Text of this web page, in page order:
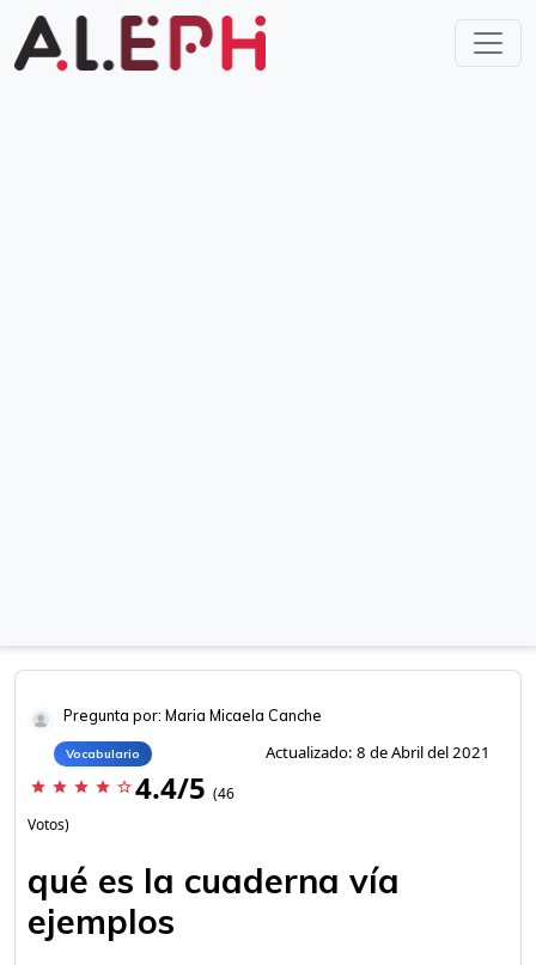
Pregunta por: Maria Micaela Canche
Vocabulario Actualizado: 8 de Abril del 2021
star star star star star_border 4.4/5 (46
Votos)
qué es la cuaderna vía
ejemplos